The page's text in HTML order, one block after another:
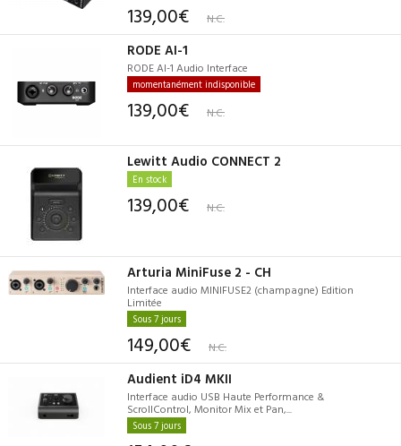
139,00€ N.C.
RODE AI-1
RODE AI-1 Audio Interface
momentanément indisponible
139,00€ N.C.
Lewitt Audio CONNECT 2
En stock
139,00€ N.C.
Arturia MiniFuse 2 - CH
Interface audio MINIFUSE2 (champagne) Edition
Limitée
Sous 7 jours
149,00€ N.C.
Audient iD4 MKII
Interface audio USB Haute Performance &
ScrollControl, Monitor Mix et Pan,...
Sous 7 jours